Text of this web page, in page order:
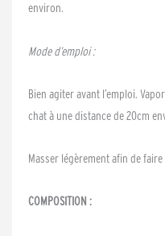
environ.
Mode d’emploi :
Bien agiter avant l’emploi.
chat à une distance de 20cm
Masser légèrement afin de
COMPOSITION :